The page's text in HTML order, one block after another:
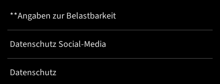
**Angaben zur Belastbarkeit
Datenschutz Social-Media
Datenschutz